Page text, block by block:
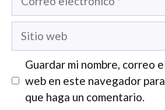
electrónico
web
Guardar mi nombre, correo
web en este navegador
que haga un comentario.